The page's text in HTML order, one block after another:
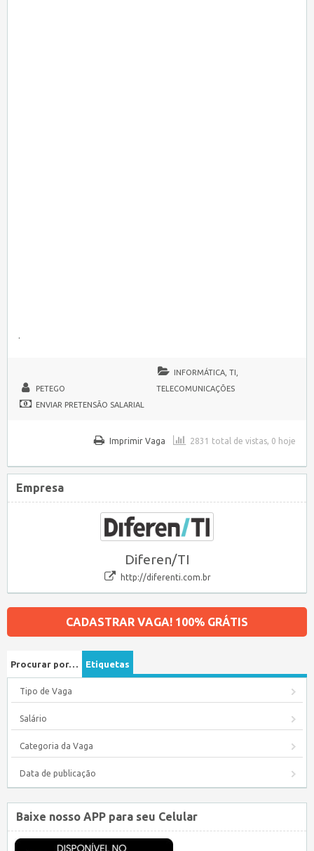
PETEGO
INFORMÁTICA, TI,
TELECOMUNICAÇÕES
ENVIAR PRETENSÃO SALARIAL
2831 total de vistas, 0 hoje
Imprimir Vaga
Empresa
Diferen/TI
http://diferenti.com.br
CADASTRAR VAGA! 100% GRÁTIS
Procurar por… Etiquetas
Tipo de Vaga
Salário
Categoria da Vaga
Data de publicação
Baixe nosso APP para seu Celular